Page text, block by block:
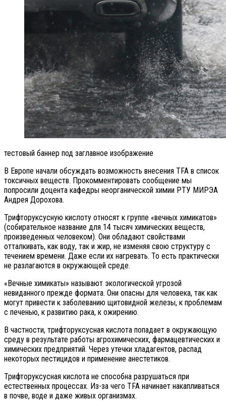
тестовый баннер под заглавное изображение
В Европе начали обсуждать возможность внесения TFA в список
токсичных веществ. Прокомментировать сообщение мы
попросили доцента кафедры неорганической химии РТУ МИРЭА
Андрея Дорохова.
Трифторуксусную кислоту относят к группе «вечных химикатов»
(собирательное название для 14 тысяч химических веществ,
произведенных человеком). Они обладают свойствами
отталкивать, как воду, так и жир, не изменяя свою структуру с
течением времени. Даже если их нагревать. То есть практически
не разлагаются в окружающей среде.
«Вечные химикаты» называют экологической угрозой
невиданного прежде формата. Они опасны для человека, так как
могут привести к заболеванию щитовидной железы, к проблемам
с печенью, к развитию рака, к ожирению.
В частности, трифторуксусная кислота попадает в окружающую
среду в результате работы агрохимических, фармацевтических и
химических предприятий. Через утечки хладагентов, распад
некоторых пестицидов и применение анестетиков.
Трифторуксусная кислота не способна разрушаться при
естественных процессах. Из-за чего TFA начинает накапливаться
в почве, воде и даже живых организмах.